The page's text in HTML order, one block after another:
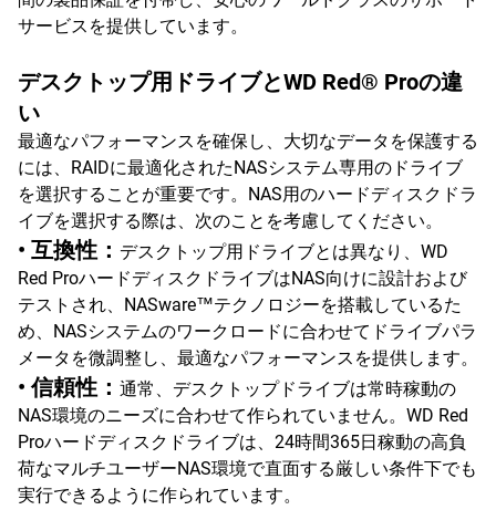
サービスを提供しています。
デスクトップ用ドライブとWD Red® Proの違
い
最適なパフォーマンスを確保し、大切なデータを保護する
には、RAIDに最適化されたNASシステム専用のドライブ
を選択することが重要です。NAS用のハードディスクドラ
イブを選択する際は、次のことを考慮してください。
• 互換性： デスクトップ用ドライブとは異なり、WD
Red ProハードディスクドライブはNAS向けに設計および
テストされ、NASware™テクノロジーを搭載しているた
め、NASシステムのワークロードに合わせてドライブパラ
メータを微調整し、最適なパフォーマンスを提供します。
• 信頼性： 通常、デスクトップドライブは常時稼動の
NAS環境のニーズに合わせて作られていません。WD Red
Proハードディスクドライブは、24時間365日稼動の高負
荷なマルチユーザーNAS環境で直面する厳しい条件下でも
実行できるように作られています。